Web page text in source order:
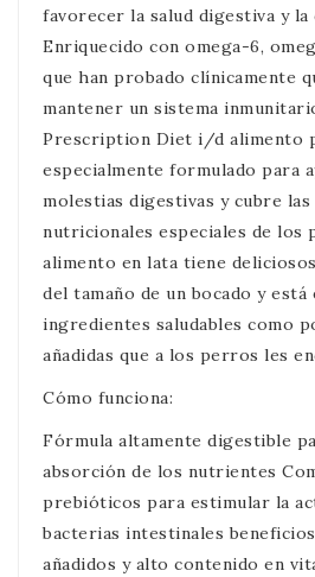
favorecer la salud digestiva y la
Enriquecido con omega-6,
que han probado clínicamente
mantener un sistema
Prescription Diet i/d alimento
especialmente formulado para
molestias digestivas y cubre las
nutricionales especiales de los
alimento en lata tiene
del tamaño de un bocado y está
ingredientes saludables como
añadidas que a los perros les
Cómo funciona:
Fórmula altamente digestible
absorción de los nutrientes
prebióticos para estimular la
bacterias intestinales
añadidos y alto contenido en